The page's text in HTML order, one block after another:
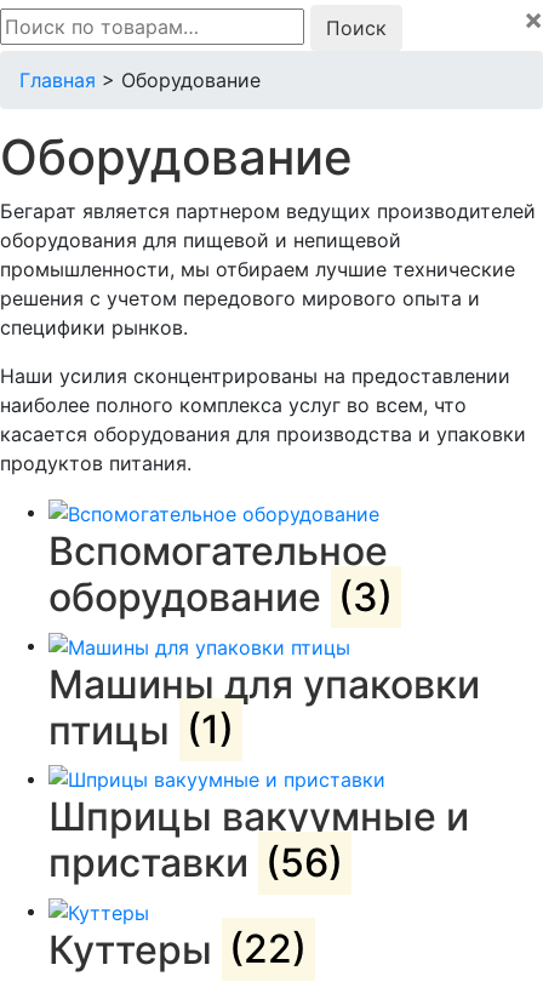
Искать:
×
Главная > Оборудование
Оборудование
Бегарат является партнером ведущих производителей
оборудования для пищевой и непищевой
промышленности, мы отбираем лучшие технические
решения с учетом передового мирового опыта и
специфики рынков.
Наши усилия сконцентрированы на предоставлении
наиболее полного комплекса услуг во всем, что
касается оборудования для производства и упаковки
продуктов питания.
Вспомогательное
оборудование (3)
Машины для упаковки
птицы (1)
Шприцы вакуумные и
приставки (56)
Куттеры (22)